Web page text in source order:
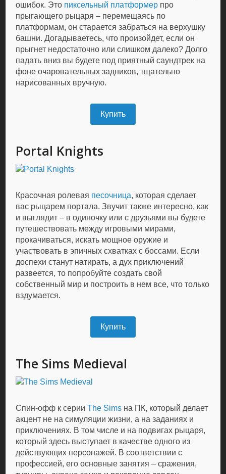
ошибок. Это пиксельный платформер про
прыгающего рыцаря – перемещаясь по
платформам, он старается забраться на верхушку
башни. Догадываетесь, что произойдет, если он
прыгнет недостаточно или слишком далеко? Долго
падать вниз вы будете под приятный саундтрек на
фоне очаровательных задников, тщательно
нарисованных вручную.
Купить
Portal Knights
Красочная ролевая песочница, которая сделает
вас рыцарем портала. Звучит также интересно, как
и выглядит – в одиночку или с друзьями вы будете
путешествовать между игровыми мирами,
прокачиваться, искать мощное оружие и
участвовать в эпичных схватках с боссами. Если
доспехи станут натирать, а дух приключений
развеется, то попробуйте создать свой
собственный мир и построить в нем все, что только
вздумается.
Купить
The Sims Medieval
Спин-офф к серииThe Sims на ПК, который делает
акцент не на симуляции жизни, а на заданиях и
приключениях. В том числе и на подвигах рыцаря,
который здесь выступает в качестве одного из
действующих персонажей. В соответствии с
профессией, его основные занятия – сражения,